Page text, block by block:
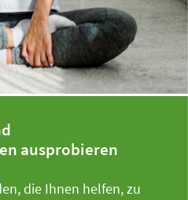
ausprobieren
die Ihnen helfen, zu